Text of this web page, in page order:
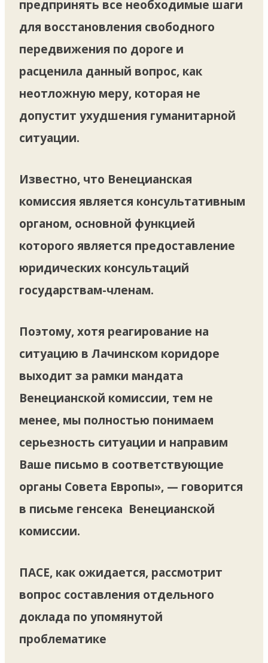
предпринять все необходимые шаги
для восстановления свободного
передвижения по дороге и
расценила данный вопрос, как
неотложную меру, которая не
допустит ухудшения гуманитарной
ситуации.
Известно, что Венецианская
комиссия является консультативным
органом, основной функцией
которого является предоставление
юридических консультаций
государствам-членам.
Поэтому, хотя реагирование на
ситуацию в Лачинском коридоре
выходит за рамки мандата
Венецианской комиссии, тем не
менее, мы полностью понимаем
серьезность ситуации и направим
Ваше письмо в соответствующие
органы Совета Европы», — говорится
в письме генсека Венецианской
комиссии.
ПАСЕ, как ожидается, рассмотрит
вопрос составления отдельного
доклада по упомянутой
проблематике